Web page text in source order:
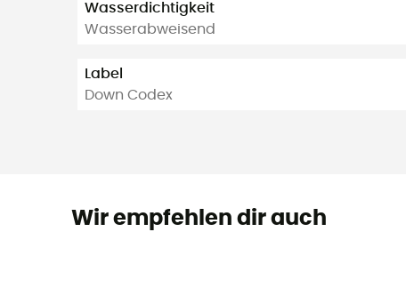
Wasserdichtigkeit
Wasserabweisend
Label
Down Codex
Wir empfehlen dir auch